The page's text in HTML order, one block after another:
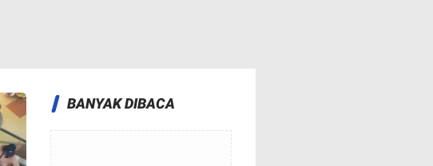
BANYAK DIBACA